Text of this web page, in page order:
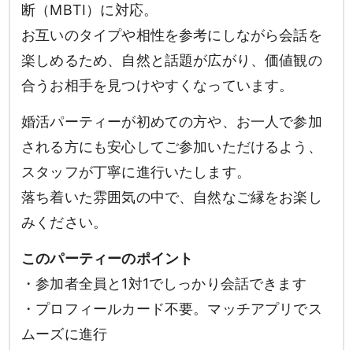
断（MBTI）に対応。
お互いのタイプや相性を参考にしながら会話を
楽しめるため、自然と話題が広がり、価値観の
合うお相手を見つけやすくなっています。
婚活パーティーが初めての方や、お一人で参加
される方にも安心してご参加いただけるよう、
スタッフが丁寧に進行いたします。
落ち着いた雰囲気の中で、自然なご縁をお楽し
みください。
このパーティーのポイント
・参加者全員と1対1でしっかり会話できます
・プロフィールカード不要。マッチアプリでス
ムーズに進行